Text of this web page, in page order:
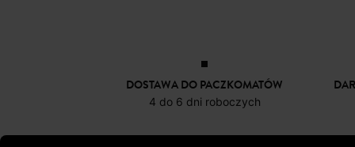
DOSTAWA DO PACZKOMATÓW
4 do 6 dni roboczych